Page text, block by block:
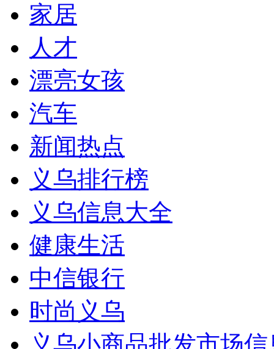
家居
人才
漂亮女孩
汽车
新闻热点
义乌排行榜
义乌信息大全
健康生活
中信银行
时尚义乌
义乌小商品批发市场